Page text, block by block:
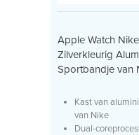
Apple Watch
Zilverkleurig
Sportbandje van
Kast van
van Nike
Dual-